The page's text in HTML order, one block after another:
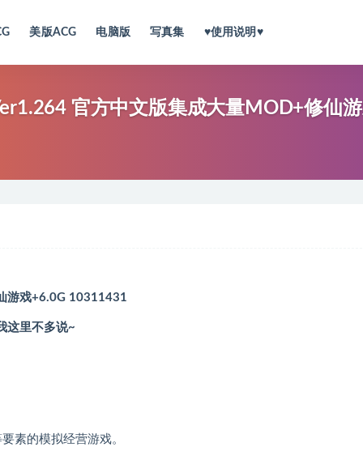
美版ACG 电脑版 写真集 ♥使用说明♥
官方中文版集成大量MOD+修仙
游戏+6.0G 10311431
这里不多说~
素的模拟经营游戏。